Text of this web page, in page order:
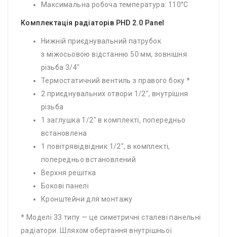
Максимальна робоча температура: 110°C
Комплектація радіаторів PHD 2.0 Panel
Нижній приєднувальний патрубок
з міжосьовою відстанню 50 мм, зовнішня
різьба 3/4″
Термостатичний вентиль з правого боку *
2 приєднувальних отвори 1/2″, внутрішня
різьба
1 заглушка 1/2″ в комплекті, попередньо
встановлена
1 повітрявідвідник 1/2″, в комплекті,
попередньо встановлений
Верхня решітка
Бокові панелі
Кронштейни для монтажу
* Моделі 33 типу — це симетричні сталеві панельні
радіатори. Шляхом обертання внутрішньої